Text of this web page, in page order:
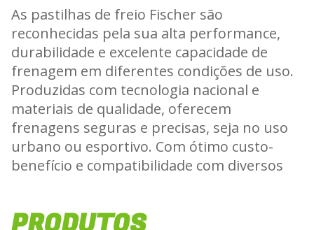
As pastilhas de freio Fischer são
reconhecidas pela sua alta performance,
durabilidade e excelente capacidade de
frenagem em diferentes condições de uso.
Produzidas com tecnologia nacional e
materiais de qualidade, oferecem
frenagens seguras e precisas, seja no uso
urbano ou esportivo. Com ótimo custo-
benefício e compatibilidade com diversos
todo motociclista procura.